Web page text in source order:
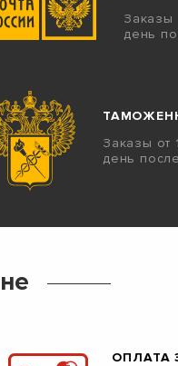
Заказы
день
Заказы от
день
ОПЛАТА